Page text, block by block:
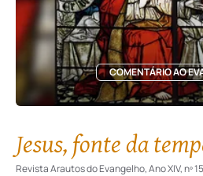
COMENTÁRIO AO
Jesus, fonte da
Revista Arautos do Evangelho, Ano XIV, nº